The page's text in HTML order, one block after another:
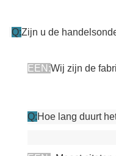
Q:Zijn u de
EEN:Wij zijn de
Q:Hoe lang duurt